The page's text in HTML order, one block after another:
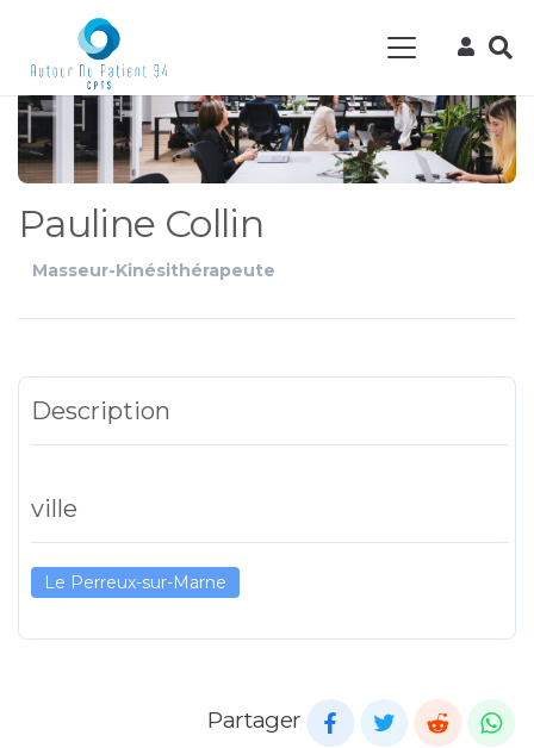
Pauline Collin
Masseur-Kinésithérapeute
Description
ville
Le Perreux-sur-Marne
Partager